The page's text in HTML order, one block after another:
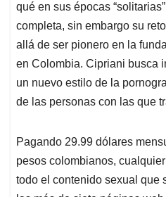
qué en sus épocas
completa, sin embargo su
allá de ser pionero en la
en Colombia. Cipriani busca
un nuevo estilo de la
de las personas con las que
Pagando 29.99 dólares
pesos colombianos,
todo el contenido sexual que